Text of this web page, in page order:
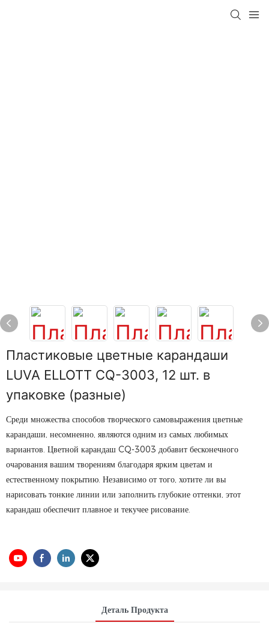
Пластиковые цветные карандаши
LUVA ELLOTT CQ-3003, 12 шт. в
упаковке (разные)
Среди множества способов творческого самовыражения цветные
карандаши, несомненно, являются одним из самых любимых
вариантов. Цветной карандаш CQ-3003 добавит бесконечного
очарования вашим творениям благодаря ярким цветам и
естественному покрытию. Независимо от того, хотите ли вы
нарисовать тонкие линии или заполнить глубокие оттенки, этот
карандаш обеспечит плавное и текучее рисование.
Деталь Продукта